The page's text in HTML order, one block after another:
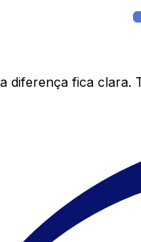
fica clara.